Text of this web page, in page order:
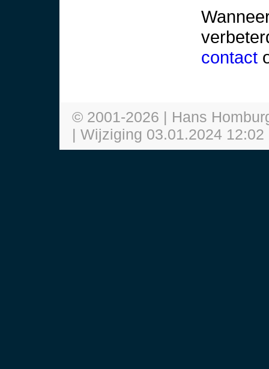
contact
© 2001-2026 | Hans
| Wijziging 03.01.2024 12:02